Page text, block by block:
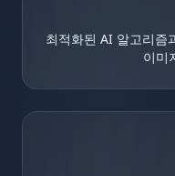
최적화된 AI 알고리즘
이미